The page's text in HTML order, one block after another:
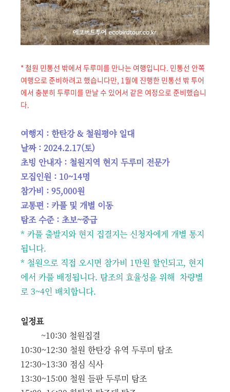
* 철원 민통선 밖에서 두루미를 만나는 여행입니다. 민통선 안쪽
여행으로 준비하려고 했습니다만, 1월에 진행한 민통선 밖 투어
에서 충분히 두루미를 만날 수 있어서 같은 여정으로 준비했습니
다.
여행지 : 한탄강 & 철원평야 일대
날짜 : 2024.2.17(토)
초빙 안내자 : 철원지역 현지 두루미 전문가
모집인원 : 10~14명
참가비 : 95,000원
교통편 : 카풀 및 개별 이동
탐조 수준 : 초보~중급
* 카풀 출발지와 현지 집결지는 신청자에게 개별 통지
됩니다.
* 철원으로 직접 오시면 참가비 1만원 할인되고, 현지
에서 카풀 배정됩니다. 탐조의 효율성을 위해 차량별
로 3~4인 배치합니다.
일정표
~10:30 철원집결
10:30~12:30 철원 한탄강 유역 두루미 탐조
12:30~13:30 점심 식사
13:30~15:00 철원 들판 두루미 탐조